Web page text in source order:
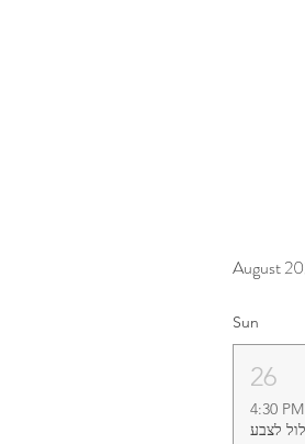
August
Sun
26
4:30 PM